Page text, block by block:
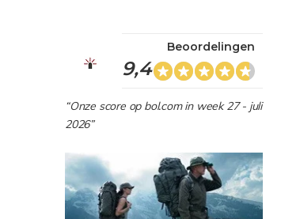
9,4
Beoordelingen
“Onze score op bol.com in week 27 - juli
2026”